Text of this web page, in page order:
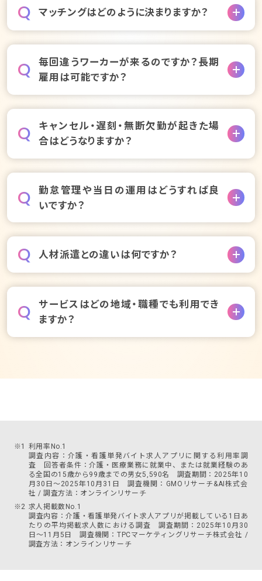
どを事前に確認できます。
面接はできませんが、過去の勤務実績でミスマッチを
防げます。
ワーカープロフィールの見え方を確認する
Q マッチングはどのように決まりますか？
成立します。
メッセージのやり取りを行うことでよりスムーズなマッ
チングが実現します。
Q
毎回違うワーカーが来るのですか？長期
雇用は可能ですか？
が、相性の良かったワーカーは“お気に入り登録”して
次回から指名で依頼できます。
長期雇用に切り替える場合も、追加の費用はかかりま
せん。
長期雇用に成功した事例を見る
Q
キャンセル・遅刻・無断欠勤が起きた場
合はどうなりますか？
業所様への電話連絡が必須です。
無断欠勤の場合は即時でワーカーに利用停止処置の
ペナルティを行い、再発を防止しています。
Q
勤怠管理や当日の運用はどうすれば良
いですか？
うだけで出退勤が記録されます。
初めてご利用の事業者様にもわかりやすくポイントを
まとめたガイドがあります。
当日の運用ガイドをもらう
Q 人材派遣との違いは何ですか？
す。
カイテクは、アプリを通じて事業所とワーカーが直接
雇用契約を結びます。費用面・スピード面で柔軟性が
Q
サービスはどの地域・職種でも利用でき
ますか？
※1
利用率No.1
調査内容：介護・看護単発バイト求人アプリに関する利用率調
査 回答者条件：介護・医療業務に就業中、または就業経験のあ
る全国の15歳から99歳までの男女5,590名 調査期間：2025年10
月30日～2025年10月31日 調査機関：GMOリサーチ&AI株式会
社 / 調査方法：オンラインリサーチ
※2 求人掲載数No.1
調査内容：介護・看護単発バイト求人アプリが掲載している1日あ
たりの平均掲載求人数における調査 調査期間：2025年10月30
日～11月5日 調査機関：TPCマーケティングリサーチ株式会社 /
調査方法：オンラインリサーチ